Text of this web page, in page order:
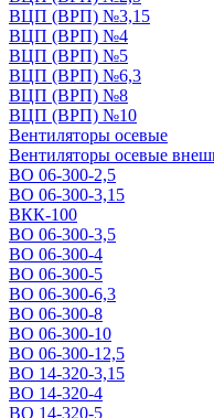
ВЦП (ВРП) №3,15
ВЦП (ВРП) №4
ВЦП (ВРП) №5
ВЦП (ВРП) №6,3
ВЦП (ВРП) №8
ВЦП (ВРП) №10
Вентиляторы осевые
Вентиляторы осевые
ВО 06-300-2,5
ВО 06-300-3,15
ВКК-100
ВО 06-300-3,5
ВО 06-300-4
ВО 06-300-5
ВО 06-300-6,3
ВО 06-300-8
ВО 06-300-10
ВО 06-300-12,5
ВО 14-320-3,15
ВО 14-320-4
ВО 14-320-5